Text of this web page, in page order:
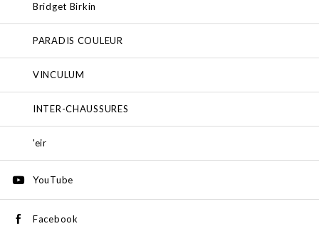
Bridget Birkin
PARADIS COULEUR
VINCULUM
INTER-CHAUSSURES
'eir
YouTube
Facebook